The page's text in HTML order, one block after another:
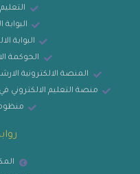
البوابة
الحوكمة
المنصة الالكترونية
منصة التعليم الالكتروني